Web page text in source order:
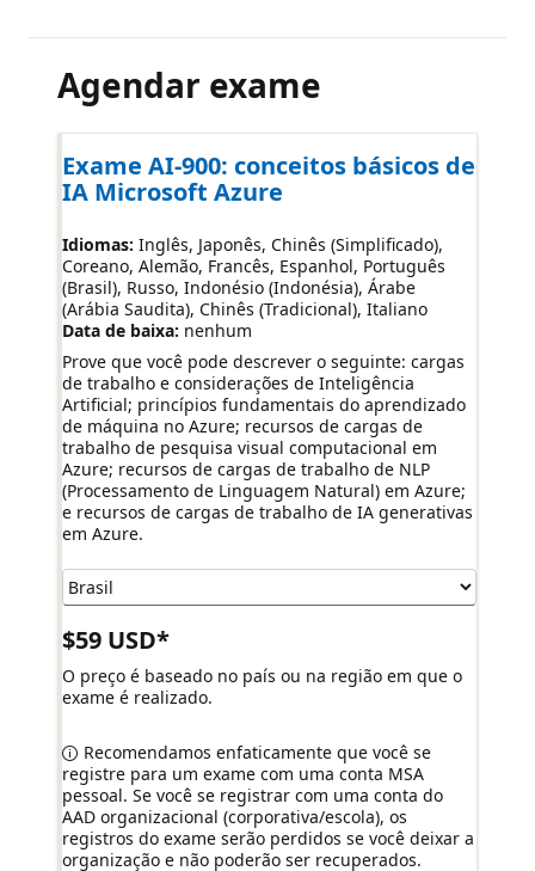
Agendar exame
Exame AI-900: conceitos básicos de
IA Microsoft Azure
Idiomas: Inglês, Japonês, Chinês (Simplificado),
Coreano, Alemão, Francês, Espanhol, Português
(Brasil), Russo, Indonésio (Indonésia), Árabe
(Arábia Saudita), Chinês (Tradicional), Italiano
Data de baixa: nenhum
Prove que você pode descrever o seguinte: cargas
de trabalho e considerações de Inteligência
Artificial; princípios fundamentais do aprendizado
de máquina no Azure; recursos de cargas de
trabalho de pesquisa visual computacional em
Azure; recursos de cargas de trabalho de NLP
(Processamento de Linguagem Natural) em Azure;
e recursos de cargas de trabalho de IA generativas
em Azure.
$59 USD*
O preço é baseado no país ou na região em que o
exame é realizado.
Recomendamos enfaticamente que você se
registre para um exame com uma conta MSA
pessoal. Se você se registrar com uma conta do
AAD organizacional (corporativa/escola), os
registros do exame serão perdidos se você deixar a
organização e não poderão ser recuperados.